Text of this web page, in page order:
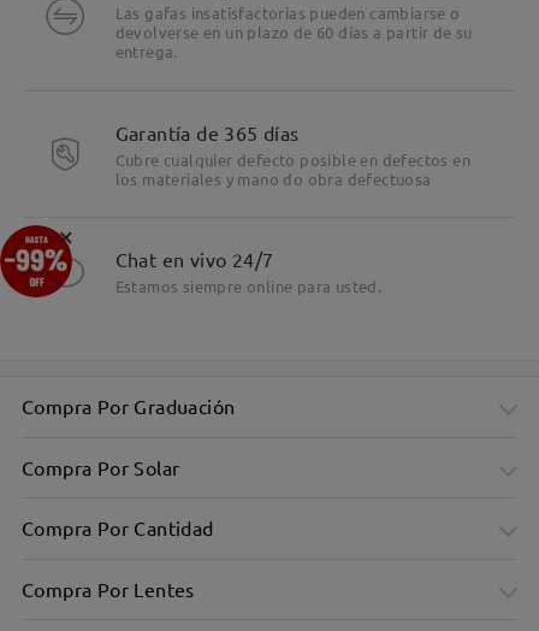
Detalles
Las gafas insatisfactorias pueden cambiarse o
devolverse en un plazo de 60 días a partir de su
entrega.
Garantía de 365 días
Cubre cualquier defecto posible en defectos en
los materiales y mano do obra defectuosa
Chat en vivo 24/7
Estamos siempre online para usted.
Compra Por Graduación
Compra Por Solar
Compra Por Cantidad
Compra Por Lentes
×